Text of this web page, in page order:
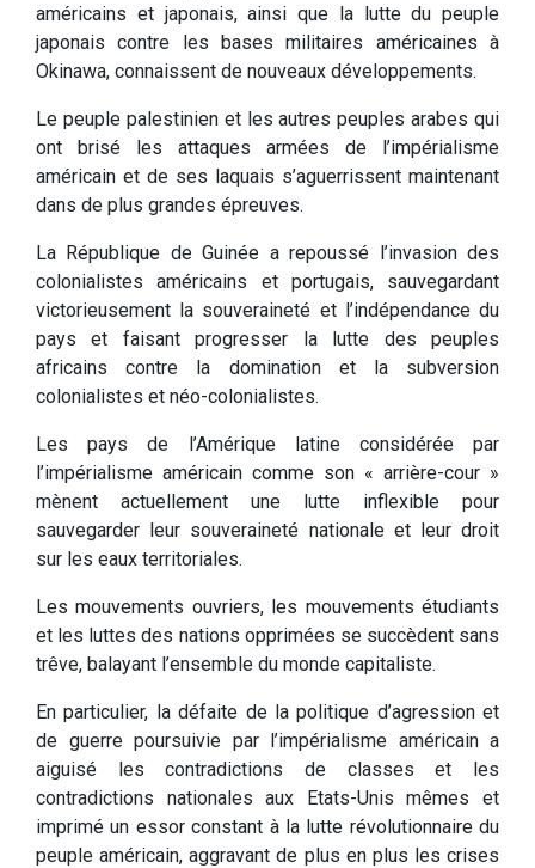
américains et japonais, ainsi que la lutte du peuple
japonais contre les bases militaires américaines à
Okinawa, connaissent de nouveaux développements.
Le peuple palestinien et les autres peuples arabes qui
ont brisé les attaques armées de l’impérialisme
américain et de ses laquais s’aguerrissent maintenant
dans de plus grandes épreuves.
La République de Guinée a repoussé l’invasion des
colonialistes américains et portugais, sauvegardant
victorieusement la souveraineté et l’indépendance du
pays et faisant progresser la lutte des peuples
africains contre la domination et la subversion
colonialistes et néo-colonialistes.
Les pays de l’Amérique latine considérée par
l’impérialisme américain comme son « arrière-cour »
mènent actuellement une lutte inflexible pour
sauvegarder leur souveraineté nationale et leur droit
sur les eaux territoriales.
Les mouvements ouvriers, les mouvements étudiants
et les luttes des nations opprimées se succèdent sans
trêve, balayant l’ensemble du monde capitaliste.
En particulier, la défaite de la politique d’agression et
de guerre poursuivie par l’impérialisme américain a
aiguisé les contradictions de classes et les
contradictions nationales aux Etats-Unis mêmes et
imprimé un essor constant à la lutte révolutionnaire du
peuple américain, aggravant de plus en plus les crises